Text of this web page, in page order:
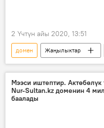
2 Үчтүн айы 2020, 13:51
домен Жаңылыктар
Кыргызстан
Саясат
мамлекеттик орган
Мээси иштептир. Актөбөлүк
Nur-Sultan.kz доменин 4
баалады